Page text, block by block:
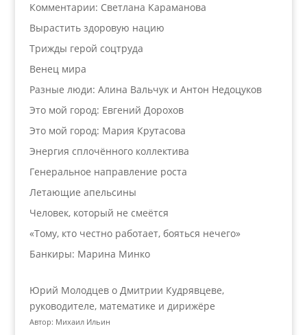
Комментарии: Светлана Караманова
Вырастить здоровую нацию
Трижды герой соцтруда
Венец мира
Разные люди: Алина Вальчук и Антон Недоцуков
Это мой город: Евгений Дорохов
Это мой город: Мария Крутасова
Энергия сплочённого коллектива
Генеральное направление роста
Летающие апельсины
Человек, который не смеётся
«Тому, кто честно работает, бояться нечего»
Банкиры: Марина Минко
Юрий Молодцев о Дмитрии Кудрявцеве,
руководителе, математике и дирижёре
Автор: Михаил Ильин